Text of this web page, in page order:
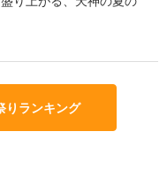
りランキング